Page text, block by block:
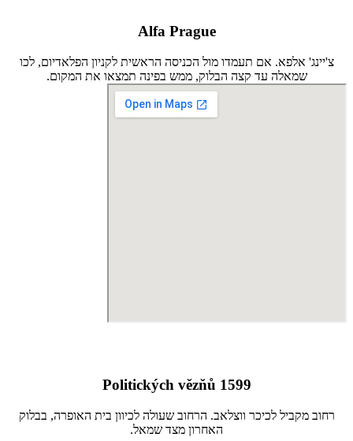
Alfa Prague
צ'יינג' אלפא. אם תעמדו מול הכניסה הראשית לקניון הפלאדיום, לכו
שמאלה עד קצה הבלוק, ממש בפינה תמצאו את המקום.
Politických vězňů 1599
רחוב מקביל לכיכר ווצלאב. הרחוב שעולה לכיוון בית האופרה, בבלוק
האחרון מצד שמאל.